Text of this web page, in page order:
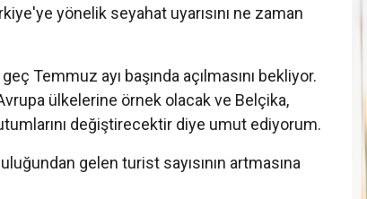
yönelik seyahat uyarısını ne zaman
Temmuz ayı başında açılmasını bekliyor.
ülkelerine örnek olacak ve Belçika,
değiştirecektir diye umut ediyorum.
gelen turist sayısının artmasına